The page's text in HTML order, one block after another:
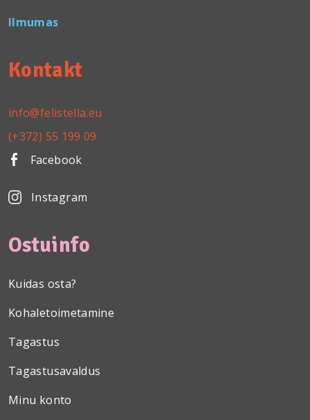
Ilmumas
Kontakt
info@felistella.eu
(+372) 55 199 09
Facebook
Instagram
Ostuinfo
Kuidas osta?
Kohaletoimetamine
Tagastus
Tagastusavaldus
Minu konto